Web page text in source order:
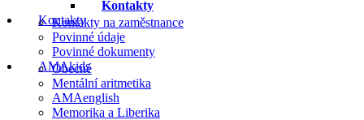
Kontakty
Kontakty
Kontakty na zaměstnance
Povinné údaje
Povinné dokumenty
AMAkids
Obecné
Mentální aritmetika
AMAenglish
Memorika a Liberika